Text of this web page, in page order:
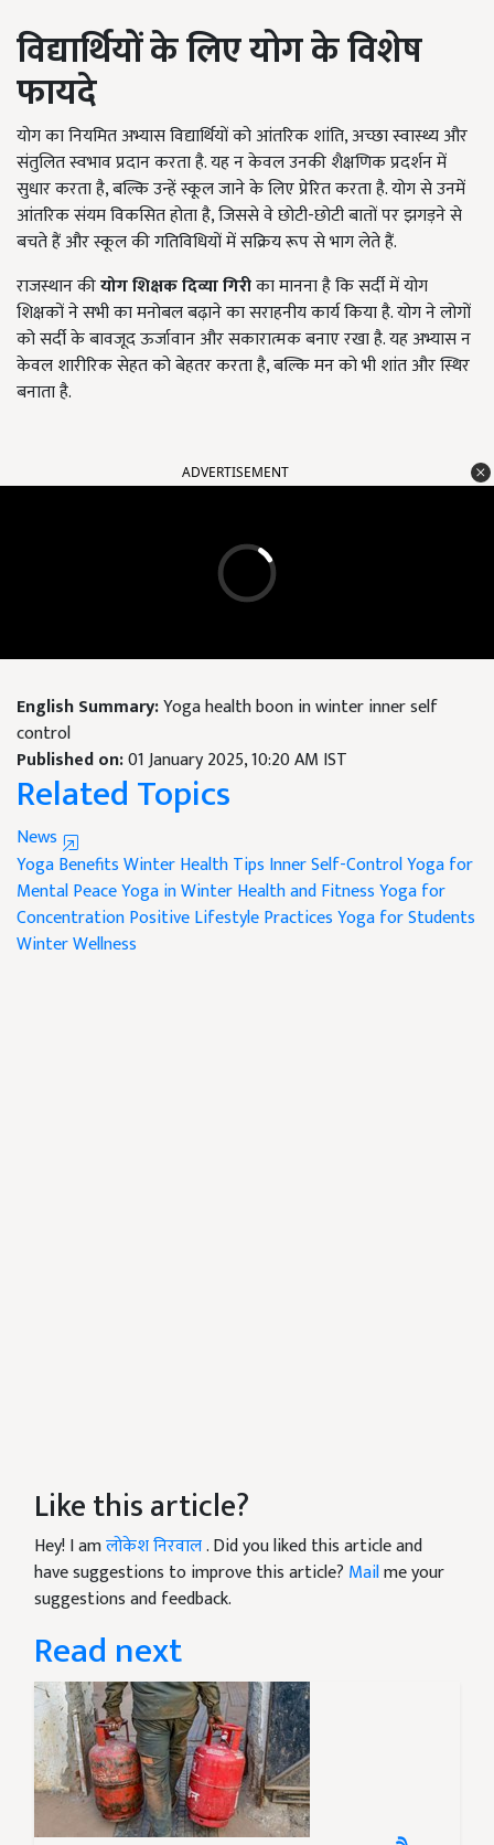
विद्यार्थियों के लिए योग के विशेष
फायदे
योग का नियमित अभ्यास विद्यार्थियों को आंतरिक शांति, अच्छा स्वास्थ्य और
संतुलित स्वभाव प्रदान करता है. यह न केवल उनकी शैक्षणिक प्रदर्शन में
सुधार करता है, बल्कि उन्हें स्कूल जाने के लिए प्रेरित करता है. योग से उनमें
आंतरिक संयम विकसित होता है, जिससे वे छोटी-छोटी बातों पर झगड़ने से
बचते हैं और स्कूल की गतिविधियों में सक्रिय रूप से भाग लेते हैं.
राजस्थान कीयोग शिक्षकदिव्या गिरीका मानना है कि सर्दी में योग
शिक्षकों ने सभी का मनोबल बढ़ाने का सराहनीय कार्य किया है. योग ने लोगों
को सर्दी के बावजूद ऊर्जावान और सकारात्मक बनाए रखा है. यह अभ्यास न
केवल शारीरिक सेहत को बेहतर करता है, बल्कि मन को भी शांत और स्थिर
बनाता है.
ADVERTISEMENT
English Summary:Yoga health boon in winter inner self
control
Published on:01 January 2025, 10:20 AM IST
Related Topics
News
Yoga BenefitsWinter Health Tips Inner Self-ControlYoga for
Mental PeaceYoga in WinterHealth and FitnessYoga for
ConcentrationPositive Lifestyle PracticesYoga for Students
Winter Wellness
Like this article?
Hey! I amलोकेश निरवाल. Did you liked this article and
have suggestions to improve this article? Mailme your
suggestions and feedback.
Read next